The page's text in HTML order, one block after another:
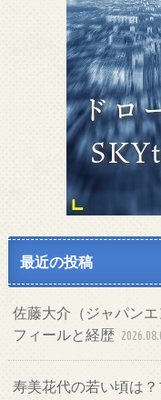
最近の投稿
佐藤大介（ジャパン
フィールと経歴
寿美花代の若い頃は